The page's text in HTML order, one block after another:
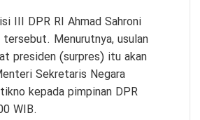
III DPR RI Ahmad Sahroni
tersebut. Menurutnya, usulan
presiden (surpres) itu akan
Sekretaris Negara
kepada pimpinan DPR
WIB.